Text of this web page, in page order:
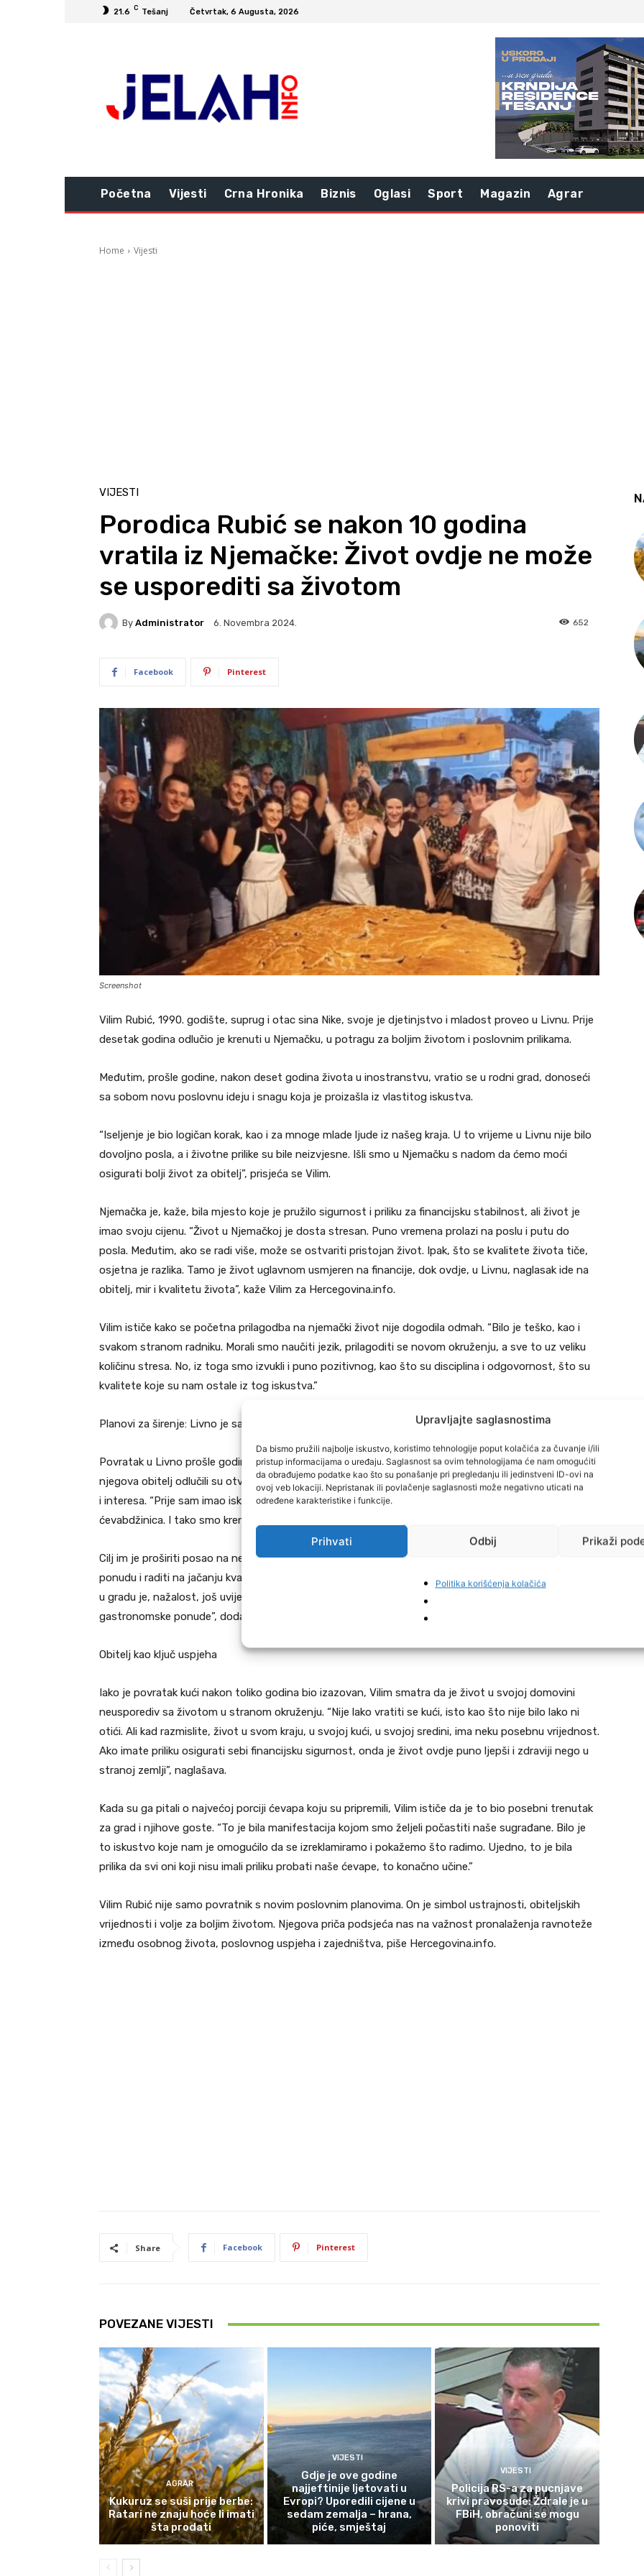
Upravljajte saglasnostima
Da bismo pružili najbolje iskustvo, koristimo tehnologije poput kolačića za čuvanje i/ili
pristup informacijama o uređaju. Saglasnost sa ovim tehnologijama će nam omogućiti
da obrađujemo podatke kao što su ponašanje pri pregledanju ili jedinstveni ID-ovi na
ovoj veb lokaciji. Nepristanak ili povlačenje saglasnosti može negativno uticati na
određene karakteristike i funkcije.
Prihvati Odbij Prikaži
Politika korišćenja kolačića
21.6 C Tešanj Četvrtak, 6 Augusta, 2026
Početna Vijesti Crna Hronika Biznis Oglasi Sport Magazin Agrar
Home Vijesti
VIJESTI
Porodica Rubić se nakon 10 godina
vratila iz Njemačke: Život ovdje ne može
se usporediti sa životom
By Administrator 6. Novembra 2024. 652
Facebook Pinterest
Screenshot
Vilim Rubić, 1990. godište, suprug i otac sina Nike, svoje je djetinjstvo i mladost proveo u Livnu. Prije
desetak godina odlučio je krenuti u Njemačku, u potragu za boljim životom i poslovnim prilikama.
Međutim, prošle godine, nakon deset godina života u inostranstvu, vratio se u rodni grad, donoseći
sa sobom novu poslovnu ideju i snagu koja je proizašla iz vlastitog iskustva.
“Iseljenje je bio logičan korak, kao i za mnoge mlade ljude iz našeg kraja. U to vrijeme u Livnu nije bilo
dovoljno posla, a i životne prilike su bile neizvjesne. Išli smo u Njemačku s nadom da ćemo moći
osigurati bolji život za obitelj”, prisjeća se Vilim.
Njemačka je, kaže, bila mjesto koje je pružilo sigurnost i priliku za financijsku stabilnost, ali život je
imao svoju cijenu. “Život u Njemačkoj je dosta stresan. Puno vremena prolazi na poslu i putu do
posla. Međutim, ako se radi više, može se ostvariti pristojan život. Ipak, što se kvalitete života tiče,
osjetna je razlika. Tamo je život uglavnom usmjeren na financije, dok ovdje, u Livnu, naglasak ide na
obitelj, mir i kvalitetu života”, kaže Vilim za Hercegovina.info.
Vilim ističe kako se početna prilagodba na njemački život nije dogodila odmah. “Bilo je teško, kao i
svakom stranom radniku. Morali smo naučiti jezik, prilagoditi se novom okruženju, a sve to uz veliku
količinu stresa. No, iz toga smo izvukli i puno pozitivnog, kao što su disciplina i odgovornost, što su
kvalitete koje su nam ostale iz tog iskustva.”
Planovi za širenje: Livno je samo početak
Povratak u Livno prošle godine bio je ispunjen novim izazovima. Uz postojeći online posao, Vilim i
njegova obitelj odlučili su otvoriti ćevabdžinicu, ideju koja je bila prirodan nastavak njegovih iskustava
i interesa. “Prije sam imao iskustva u radu u restoranima, a Livnu je svakako nedostajala jedna dobra
ćevabdžinica. I tako smo krenuli u ovu avanturu”, kaže Vilim s osmijehom.
Cilj im je proširiti posao na nekoliko lokacija u Livnu, pa čak i izvan grada. “Planiramo širiti svoju
ponudu i raditi na jačanju kvalitete i raznolikosti u gastronomiji. Livno ima dobar potencijal, ali ponuda
u gradu je, nažalost, još uvijek prilično ograničena. Nadamo se da će uskoro biti više raznolike
gastronomske ponude”, dodaje.
Obitelj kao ključ uspjeha
Iako je povratak kući nakon toliko godina bio izazovan, Vilim smatra da je život u svojoj domovini
neusporediv sa životom u stranom okruženju. “Nije lako vratiti se kući, isto kao što nije bilo lako ni
otići. Ali kad razmislite, život u svom kraju, u svojoj kući, u svojoj sredini, ima neku posebnu vrijednost.
Ako imate priliku osigurati sebi financijsku sigurnost, onda je život ovdje puno ljepši i zdraviji nego u
stranoj zemlji”, naglašava.
Kada su ga pitali o najvećoj porciji ćevapa koju su pripremili, Vilim ističe da je to bio posebni trenutak
za grad i njihove goste. “To je bila manifestacija kojom smo željeli počastiti naše sugrađane. Bilo je
to iskustvo koje nam je omogućilo da se izreklamiramo i pokažemo što radimo. Ujedno, to je bila
prilika da svi oni koji nisu imali priliku probati naše ćevape, to konačno učine.”
Vilim Rubić nije samo povratnik s novim poslovnim planovima. On je simbol ustrajnosti, obiteljskih
vrijednosti i volje za boljim životom. Njegova priča podsjeća nas na važnost pronalaženja ravnoteže
između osobnog života, poslovnog uspjeha i zajedništva, piše Hercegovina.info.
Share Facebook Pinterest
POVEZANE VIJESTI
AGRAR
Kukuruz se suši prije berbe:
Ratari ne znaju hoće li imati
šta prodati
VIJESTI
Gdje je ove godine
najjeftinije ljetovati u
Evropi? Uporedili cijene u
sedam zemalja – hrana,
piće, smještaj
VIJESTI
Policija RS-a za pucnjave
krivi pravosuđe: Ždrale je u
FBiH, obračuni se mogu
ponoviti